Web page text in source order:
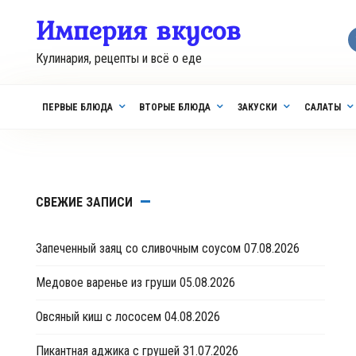
Империя вкусов
Кулинария, рецепты и всё о еде
ПЕРВЫЕ БЛЮДА ВТОРЫЕ БЛЮДА ЗАКУСКИ САЛАТЫ
СВЕЖИЕ ЗАПИСИ
Запеченный заяц со сливочным соусом 07.08.2026
Медовое варенье из груши 05.08.2026
Овсяный киш с лососем 04.08.2026
Пикантная аджика с грушей 31.07.2026